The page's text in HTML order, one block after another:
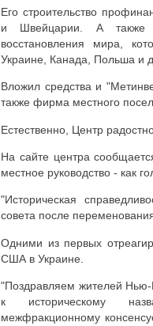
Его строительство
и Швейцарии. А
восстановления мира,
Украине, Канада, Польша и
Вложил средства и
также фирма местного
Естественно, Центр
На сайте центра
местное руководство - как
"Историческая
совета после
Одними из первых
США в Украине.
"Поздравляем жителей
к историческому
межфракционному